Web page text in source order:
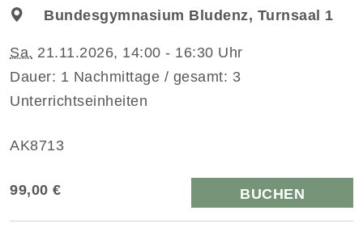
Bundesgymnasium Bludenz, Turnsaal 1
Sa. 21.11.2026, 14:00 - 16:30 Uhr
Dauer: 1 Nachmittage / gesamt: 3
Unterrichtseinheiten
AK8713
99,00 € BUCHEN